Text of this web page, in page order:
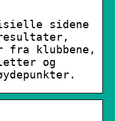
sidene
fra klubbene,
og